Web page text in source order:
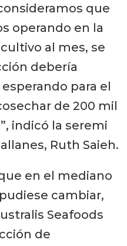
que
operando en la
al mes, se
debería
para el
de 200 mil
indicó la seremi
Ruth Saieh.
en el mediano
cambiar,
Seafoods
de